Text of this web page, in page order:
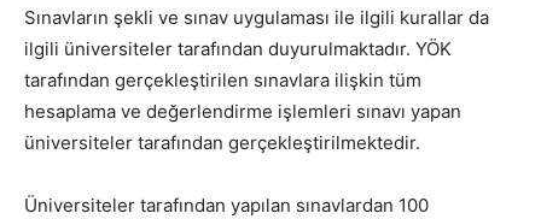
Sınavların şekli ve sınav uygulaması ile ilgili kurallar da
ilgili üniversiteler tarafından duyurulmaktadır. YÖK
tarafından gerçekleştirilen sınavlara ilişkin tüm
hesaplama ve değerlendirme işlemleri sınavı yapan
üniversiteler tarafından gerçekleştirilmektedir.
Üniversiteler tarafından yapılan sınavlardan 100